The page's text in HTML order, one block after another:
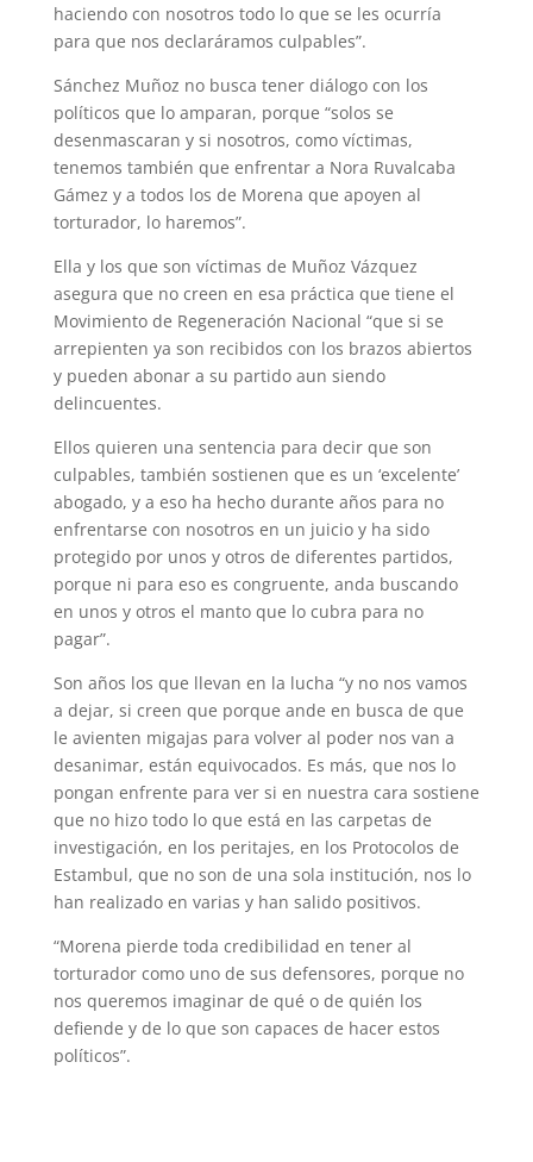
haciendo con nosotros todo lo que se les ocurría
para que nos declaráramos culpables”.
Sánchez Muñoz no busca tener diálogo con los
políticos que lo amparan, porque “solos se
desenmascaran y si nosotros, como víctimas,
tenemos también que enfrentar a Nora Ruvalcaba
Gámez y a todos los de Morena que apoyen al
torturador, lo haremos”.
Ella y los que son víctimas de Muñoz Vázquez
asegura que no creen en esa práctica que tiene el
Movimiento de Regeneración Nacional “que si se
arrepienten ya son recibidos con los brazos abiertos
y pueden abonar a su partido aun siendo
delincuentes.
Ellos quieren una sentencia para decir que son
culpables, también sostienen que es un ‘excelente’
abogado, y a eso ha hecho durante años para no
enfrentarse con nosotros en un juicio y ha sido
protegido por unos y otros de diferentes partidos,
porque ni para eso es congruente, anda buscando
en unos y otros el manto que lo cubra para no
pagar”.
Son años los que llevan en la lucha “y no nos vamos
a dejar, si creen que porque ande en busca de que
le avienten migajas para volver al poder nos van a
desanimar, están equivocados. Es más, que nos lo
pongan enfrente para ver si en nuestra cara sostiene
que no hizo todo lo que está en las carpetas de
investigación, en los peritajes, en los Protocolos de
Estambul, que no son de una sola institución, nos lo
han realizado en varias y han salido positivos.
“Morena pierde toda credibilidad en tener al
torturador como uno de sus defensores, porque no
nos queremos imaginar de qué o de quién los
defiende y de lo que son capaces de hacer estos
políticos”.